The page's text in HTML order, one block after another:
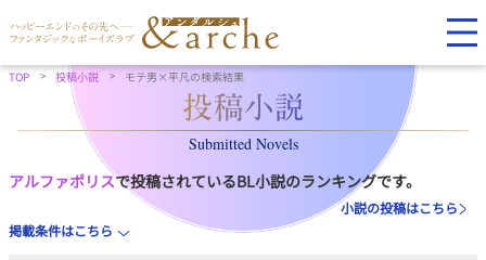
TOP 投稿小説 モテ男×平凡の検索結果
Submitted Novels
アルファポリスで投稿されているBL小説のランキングです。
小説の投稿はこちら
掲載条件はこちら